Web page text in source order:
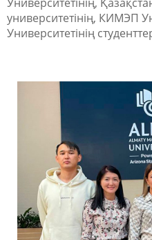
университетінің, КИМЭП
Университетінің